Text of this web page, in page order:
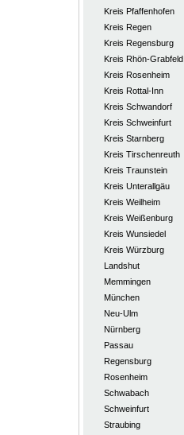
Kreis Pfaffenhofen
Kreis Regen
Kreis Regensburg
Kreis Rhön-Grabfeld
Kreis Rosenheim
Kreis Rottal-Inn
Kreis Schwandorf
Kreis Schweinfurt
Kreis Starnberg
Kreis Tirschenreuth
Kreis Traunstein
Kreis Unterallgäu
Kreis Weilheim
Kreis Weißenburg
Kreis Wunsiedel
Kreis Würzburg
Landshut
Memmingen
München
Neu-Ulm
Nürnberg
Passau
Regensburg
Rosenheim
Schwabach
Schweinfurt
Straubing